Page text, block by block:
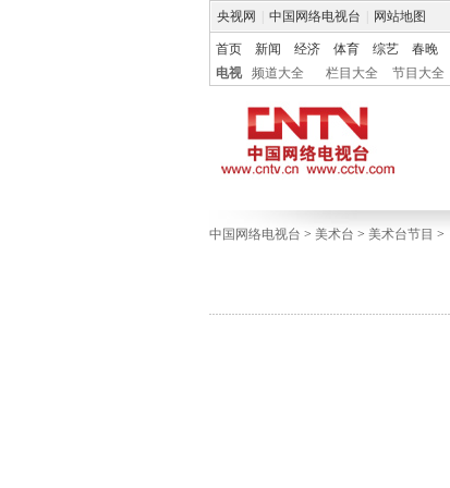
央视网 中国网络电视台 网站地图
首页 新闻 经济 体育 综艺 春晚
电视
频道大全 栏目大全 节目大全
中国网络电视台 > 美术台 > 美术台节目 >